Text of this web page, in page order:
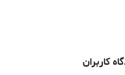
کاربران